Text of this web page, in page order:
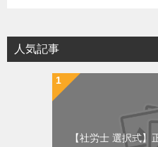
人気記事
【社労士 選択式